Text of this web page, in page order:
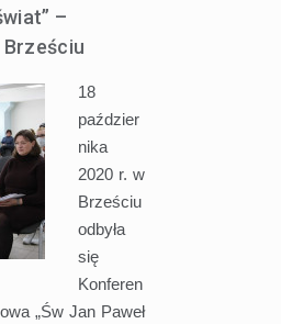
–
18
paździer
nika
2020 r. w
Brześciu
odbyła
się
Konferen
„Św Jan Paweł